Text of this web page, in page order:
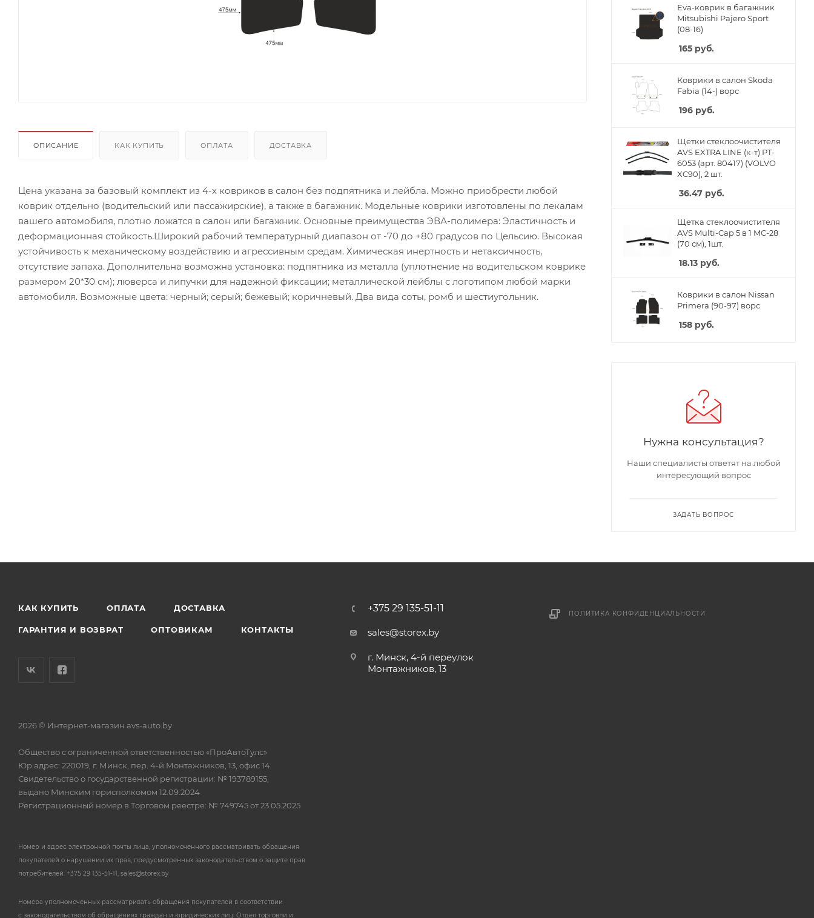
ОПИСАНИЕ КАК КУПИТЬ ОПЛАТА ДОСТАВКА
Цена указана за базовый комплект из 4-х ковриков в салон без подпятника и лейбла. Можно приобрести любой
коврик отдельно (водительский или пассажирские), а также в багажник. Модельные коврики изготовлены по лекалам
вашего автомобиля, плотно ложатся в салон или багажник. Основные преимущества ЭВА-полимера: Эластичность и
деформационная стойкость.Широкий рабочий температурный диапазон от -70 до +80 градусов по Цельсию. Высокая
устойчивость к механическому воздействию и агрессивным средам. Химическая инертность и нетаксичность,
отсутствие запаха. Дополнительна возможна установка: подпятника из металла (уплотнение на водительском коврике
размером 20*30 см); люверса и липучки для надежной фиксации; металлической лейблы с логотипом любой марки
автомобиля. Возможные цвета: черный; серый; бежевый; коричневый. Два вида соты, ромб и шестиугольник.
Eva-коврик в багажник
Mitsubishi Pajero Sport
(08-16)
165 руб.
Коврики в салон Skoda
Fabia (14-) ворс
196 руб.
Щетки стеклоочистителя
AVS EXTRA LINE (к-т) PT-
6053 (арт. 80417) (VOLVO
XC90), 2 шт.
36.47 руб.
Щетка стеклоочистителя
AVS Multi-Cap 5 в 1 MC-28
(70 см), 1шт.
18.13 руб.
Коврики в салон Nissan
Primera (90-97) ворс
158 руб.
Нужна консультация?
Наши специалисты ответят на любой
интересующий вопрос
ЗАДАТЬ ВОПРОС
КАК КУПИТЬ ОПЛАТА ДОСТАВКА
ГАРАНТИЯ И ВОЗВРАТ ОПТОВИКАМ КОНТАКТЫ
+375 29 135-51-11
sales@storex.by
г. Минск, 4-й переулок
Монтажников, 13
ПОЛИТИКА КОНФИДЕНЦИАЛЬНОСТИ
2026 © Интернет-магазин avs-auto.by
Общество с ограниченной ответственностью «ПроАвтоТулс»
Юр.адрес: 220019, г. Минск, пер. 4-й Монтажников, 13, офис 14
Свидетельство о государственной регистрации: № 193789155,
выдано Минским горисполкомом 12.09.2024
Регистрационный номер в Торговом реестре: № 749745 от 23.05.2025
Номер и адрес электронной почты лица, уполномоченного рассматривать обращения
покупателей о нарушении их прав, предусмотренных законодательством о защите прав
потребителей: +375 29 135-51-11, sales@storex.by
Номера уполномоченных рассматривать обращения покупателей в соответствии
с законодательством об обращениях граждан и юридических лиц: Отдел торговли и